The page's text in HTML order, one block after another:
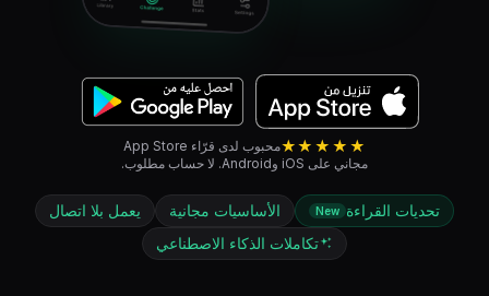
★★★★★محبوب لدى قرّاء App Store
مجاني على iOS وAndroid. لا حساب مطلوب.
تحديات القراءة New الأساسيات مجانية
يعمل بلا اتصال
تكاملات الذكاء الاصطناعي